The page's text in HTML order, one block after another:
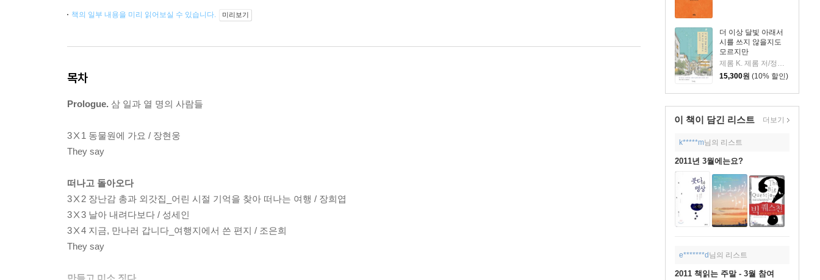
더 이상 달빛 아래서
시를 쓰지 않을지도
모르지만
제롬 K. 제롬 저/정혜엽 역
15,300원 (10% 할인)
이 책이 담긴 리스트 더보기
k*****m님의 리스트
2011년 3월에는요?
e*******d 님의 리스트
2011 책읽는 주말 - 3월 참여
책의 일부 내용을 미리 읽어보실 수 있습니다. 미리보기
목차
Prologue. 삼 일과 열 명의 사람들
3Ⅹ1 동물원에 가요 / 장현웅
They say
떠나고 돌아오다
3Ⅹ2 장난감 총과 외갓집_어린 시절 기억을 찾아 떠나는 여행 / 장희엽
3Ⅹ3 날아 내려다보다 / 성세인
3Ⅹ4 지금, 만나러 갑니다_여행지에서 쓴 편지 / 조은희
They say